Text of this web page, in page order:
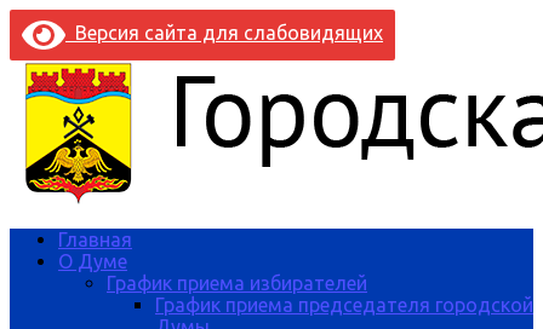
Версия сайта для слабовидящих
Главная
О Думе
График приема избирателей
График приема председателя городской